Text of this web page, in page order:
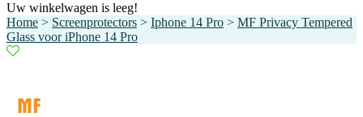
Uw winkelwagen is leeg!
Home > Screenprotectors > Iphone 14 Pro > MF Privacy Tempered
Glass voor iPhone 14 Pro